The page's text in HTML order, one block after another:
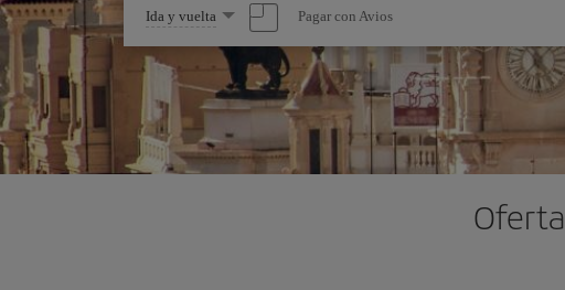
Seleccione
una
opción
Ida y vuelta Pagar con Avios